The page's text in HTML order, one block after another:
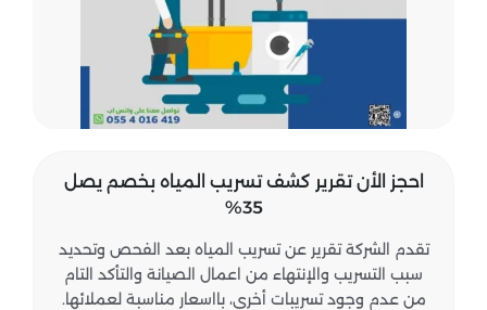
احجز الأن تقرير كشف تسريب المياه بخصم يصل
35%
تقدم الشركة تقرير عن تسريب المياه بعد الفحص وتحديد
سبب التسريب والإنتهاء من اعمال الصيانة والتأكد التام
من عدم وجود تسريبات أخري، بااسعار مناسبة لعملائها.